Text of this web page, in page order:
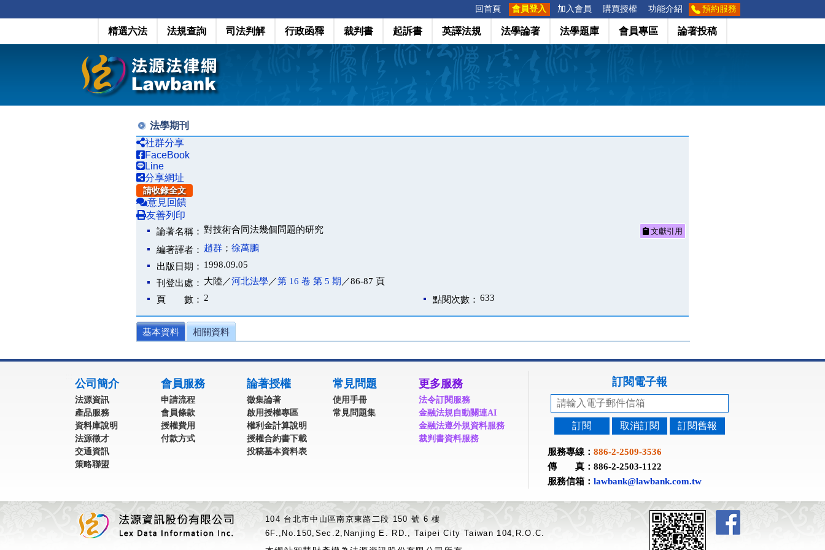
回首頁 會員登入 加入會員 購買授權 功能介紹 預約服務
精選六法 法規查詢 司法判解 行政函釋 裁判書 起訴書 英譯法規 法學論著 法學題庫 會員專區 論著投稿
法學期刊
社群分享
FaceBook
Line
分享網址
請收錄全文
意見回饋
友善列印
論著名稱： 對技術合同法幾個問題的研究 文獻引用
編著譯者： 趙群 ； 徐萬鵬
出版日期： 1998.09.05
刊登出處： 大陸／河北法學／第 16 卷 第 5 期 ／86-87 頁
頁 數： 2 點閱次數： 633
基本資料 相關資料
公司簡介
法源資訊
產品服務
資料庫說明
法源徵才
交通資訊
策略聯盟
會員服務
申請流程
會員條款
授權費用
付款方式
論著授權
徵集論著
啟用授權專區
權利金計算說明
授權合約書下載
投稿基本資料表
常見問題
使用手冊
常見問題集
更多服務
法令訂閱服務
金融法規自動關連AI
金融法遵外規資料服務
裁判書資料服務
訂閱電子報
訂閱 取消訂閱 訂閱舊報
服務專線： 886-2-2509-3536
傳 真：886-2-2503-1122
服務信箱： lawbank@lawbank.com.tw
104 台北市中山區南京東路二段 150 號 6 樓
6F.,No.150,Sec.2,Nanjing E. RD., Taipei City Taiwan 104,R.O.C.